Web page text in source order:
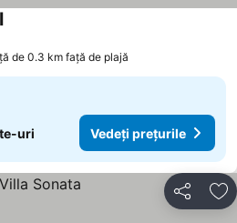
Vedeți prețurile
de 0.3 km față de plajă
uri Vedeți prețurile
Distribuiți